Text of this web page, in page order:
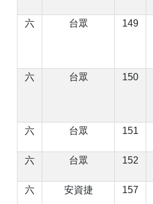
六 台眾 149
六 台眾 150
六 台眾 151
六
台眾 152
六
安資捷 157